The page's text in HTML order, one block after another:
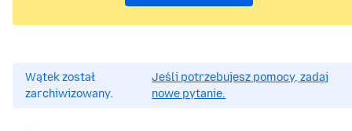
Wątek został
zarchiwizowany.
Jeśli potrzebujesz pomocy, zadaj
nowe pytanie.